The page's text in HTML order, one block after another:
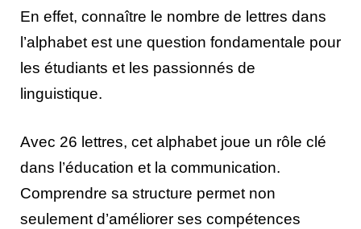
En effet, connaître le nombre de lettres dans
l’alphabet est une question fondamentale pour
les étudiants et les passionnés de
linguistique.
Avec 26 lettres, cet alphabet joue un rôle clé
dans l’éducation et la communication.
Comprendre sa structure permet non
seulement d’améliorer ses compétences